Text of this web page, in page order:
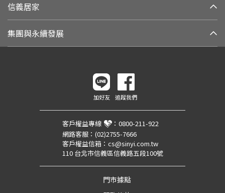
信義居家
集團與永續發展
加好友 追蹤我們
客戶權益專線 ： 0800-211-922
網路客服： (02)2755-7666
客戶權益信箱： cs@sinyi.com.tw
110 台北市信義區信義路五段100號
門市據點